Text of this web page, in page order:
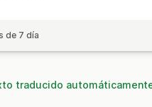
de 7 día
traducido